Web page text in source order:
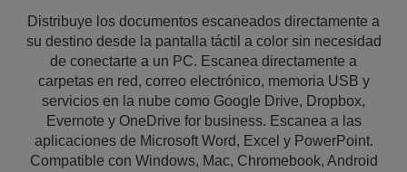
Distribuye los documentos escaneados directamente a
su destino desde la pantalla táctil a color sin necesidad
de conectarte a un PC. Escanea directamente a
carpetas en red, correo electrónico, memoria USB y
servicios en la nube como Google Drive, Dropbox,
Evernote y OneDrive for business. Escanea a las
aplicaciones de Microsoft Word, Excel y PowerPoint.
Compatible con Windows, Mac, Chromebook, Android